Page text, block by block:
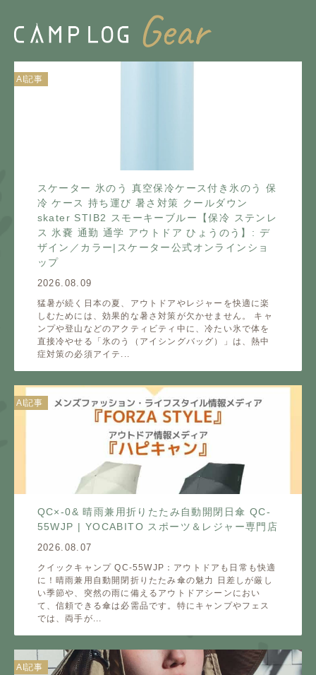
AI記事
スケーター 氷のう 真空保冷ケース付き氷のう 保
冷 ケース 持ち運び 暑さ対策 クールダウン
skater STIB2 スモーキーブルー【保冷 ステンレ
ス 氷嚢 通勤 通学 アウトドア ひょうのう】: デ
ザイン／カラー|スケーター公式オンラインショ
ップ
2026.08.09
猛暑が続く日本の夏、アウトドアやレジャーを快適に楽
しむためには、効果的な暑さ対策が欠かせません。 キャ
ンプや登山などのアクティビティ中に、冷たい氷で体を
直接冷やせる「氷のう（アイシングバッグ）」は、熱中
症対策の必須アイテ...
AI記事
QC×-0& 晴雨兼用折りたたみ自動開閉日傘 QC-
55WJP | YOCABITO スポーツ＆レジャー専門店
2026.08.07
クイックキャンプ QC-55WJP：アウトドアも日常も快適
に！晴雨兼用自動開閉折りたたみ傘の魅力 日差しが厳し
い季節や、突然の雨に備えるアウトドアシーンにおい
て、信頼できる傘は必需品です。特にキャンプやフェス
では、両手が...
AI記事